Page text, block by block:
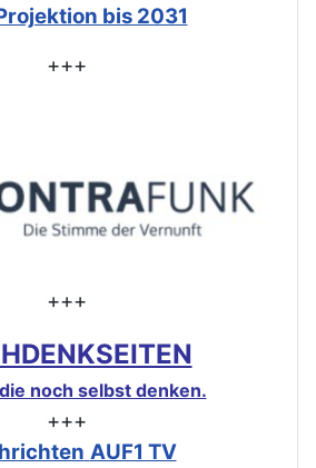
bis 2031
+++
+++
noch selbst denken.
+++
AUF1 TV